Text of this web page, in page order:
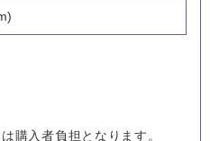
購入者負担となります。